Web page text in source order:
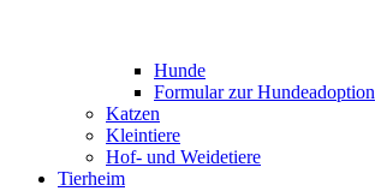
Hunde
Formular zur Hundeadoption
Katzen
Kleintiere
Hof- und Weidetiere
Tierheim